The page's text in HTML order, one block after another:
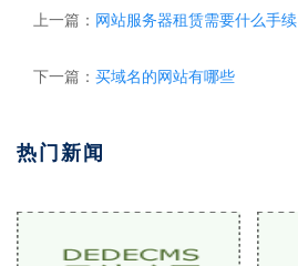
上一篇： 网站服务器租赁需要什么手续
下一篇： 买域名的网站有哪些
热门新闻